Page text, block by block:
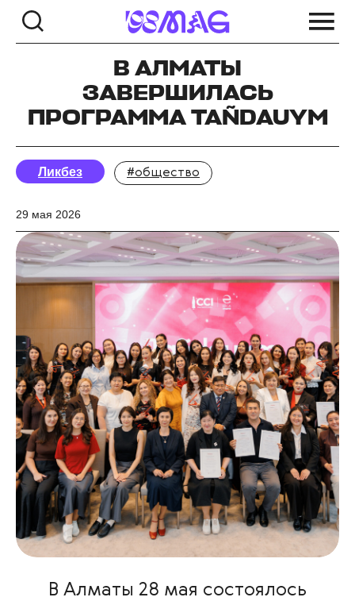
В АЛМАТЫ
ЗАВЕРШИЛАСЬ
ПРОГРАММА TAÑDAUYM
Ликбез #общество
29 мая 2026
В Алматы 28 мая состоялось